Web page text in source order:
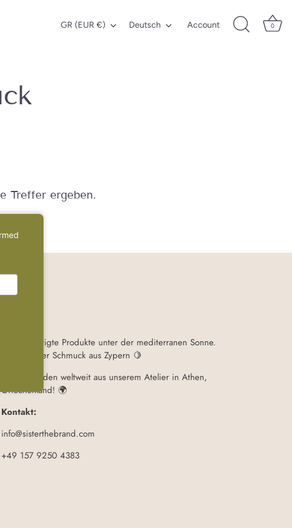
Währung
GR (EUR €) Sprache
Deutsch Account 0
Treffer ergeben.
Handgefertigte Produkte unter der mediterranen Sonne.
Griechischer Schmuck aus Zypern 🍋
Wir versenden weltweit aus unserem Atelier in Athen,
Griechenland! 🌍
Kontakt:
info@sisterthebrand.com
+49 157 9250 4383